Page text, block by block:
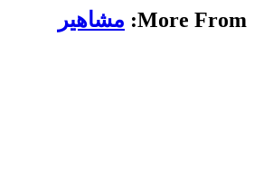
More From: مشاهير